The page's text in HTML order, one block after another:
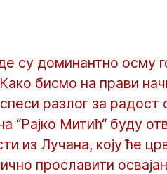
су доминантно осму
бисмо на прави
разлог за радост
“Рајко Митић“ буду
из Лучана, коју ће
прославити